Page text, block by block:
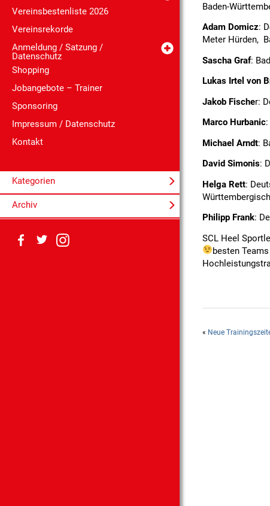
Vereinsbestenliste 2026
Vereinsrekorde
Anmeldung / Satzung /
Datenschutz
Shopping
Jobangebote – Trainer
Sponsoring
Impressum / Datenschutz
Kontakt
Kategorien
Archiv
Baden-
Adam Domicz:
Meter Hürden,
Sascha Graf:
Lukas Irtel von
Jakob Fischer:
Marco Hurbanic
Michael Arndt:
David Simonis:
Helga Rett:
Philipp Frank:
SCL Heel
besten Teams
« Neue